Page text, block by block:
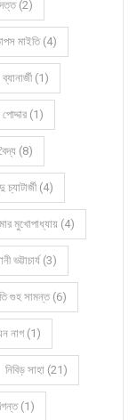
(2)
মাইতি (4)
(1)
(1)
(8)
চ্যাটার্জী (4)
মুখোপাধ্যায় (4)
ভট্টাচার্য (3)
গুহ সামন্ত (6)
নাগ (1)
নিবিড় সাহা (21)
(1)